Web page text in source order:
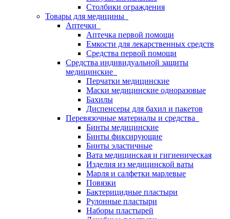
Столбики ограждения
Товары для медицины
Аптечки
Аптечка первой помощи
Емкости для лекарственных средств
Средства первой помощи
Средства индивидуальной защиты
медицинские
Перчатки медицинские
Маски медицинские одноразовые
Бахилы
Диспенсеры для бахил и пакетов
Перевязочные материалы и средства
Бинты медицинские
Бинты фиксирующие
Бинты эластичные
Вата медицинская и гигиеническая
Изделия из медицинской ваты
Марля и салфетки марлевые
Повязки
Бактерицидные пластыри
Рулонные пластыри
Наборы пластырей